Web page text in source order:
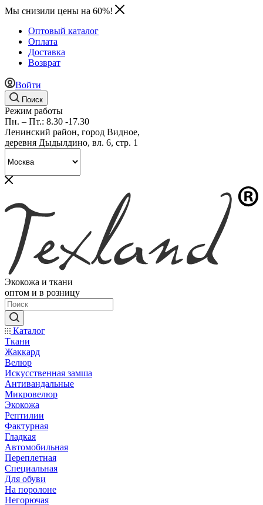
Мы снизили цены на 60%!
Оптовый каталог
Оплата
Доставка
Возврат
Войти
Поиск
Режим работы
Пн. – Пт.: 8.30 -17.30
Ленинский район, город Видное,
деревня Дыдылдино, вл. 6, стр. 1
Экокожа и ткани
оптом и в розницу
Каталог
Ткани
Жаккард
Велюр
Искусственная замша
Антивандальные
Микровелюр
Экокожа
Рептилии
Фактурная
Гладкая
Автомобильная
Переплетная
Специальная
Для обуви
На поролоне
Негорючая